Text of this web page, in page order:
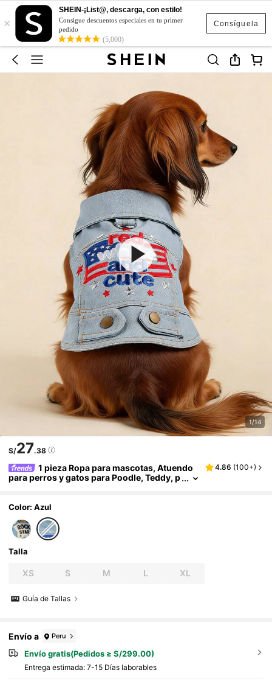
Consíguela
×
SHEIN-¡List@, descarga, con estilo!
Consigue descuentos especiales en tu primer
pedido
(5,000)
1/14
S/27.38
1 pieza Ropa para mascotas, Atuendo
para perros y gatos para Poodle, Teddy, p
a para cachorros y gatitos felices
4.86 (100+)
Color: Azul
Talla
XS S M L XL
Guía de Tallas
Envío a Peru
Envío gratis(Pedidos ≥ S/299.00)
Entrega estimada: 7-15 Días laborables